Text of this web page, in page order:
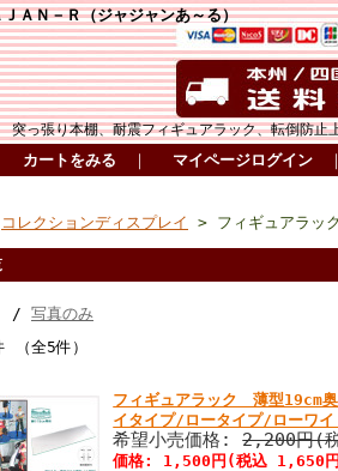
ＡＮ－Ｒ（ジャジャンあ～る）
っ張り本棚、耐震フィギュアラック、転倒防止
カートをみる ｜ マイページログイン
コレクションディスプレイ > フィギュアラッ
/ 写真のみ
（全5件）
フィギュアラック 薄型19cm
イタイプ/ロータイプ/ローワイ
希望小売価格:2,200円(
価格: 1,500円 (税込 1,650